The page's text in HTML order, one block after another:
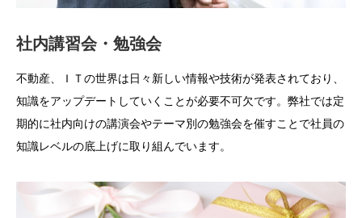
社内講習会・勉強会
不動産、ＩＴの世界は日々新しい情報や技術が発表されており、
知識をアップデートしていくことが必要不可欠です。弊社では定
期的に社内向けの講演会やテーマ別の勉強会を催すことで社員の
知識レベルの底上げに取り組んでいます。